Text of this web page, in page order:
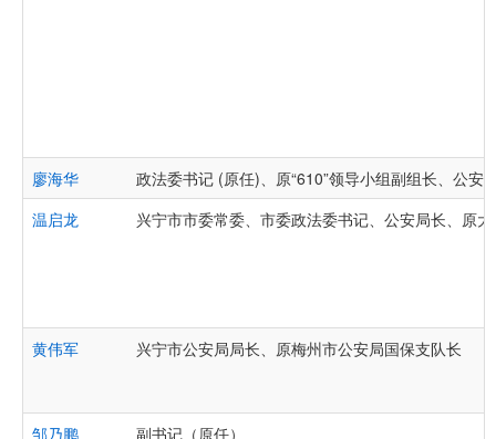
廖海华
政法委书记 (原任)、原“610”领导小组副组长、公安
温启龙
兴宁市市委常委、市委政法委书记、公安局长、原
黄伟军 兴宁市公安局局长、原梅州市公安局国保支队长
邹乃鹏 副书记（原任）